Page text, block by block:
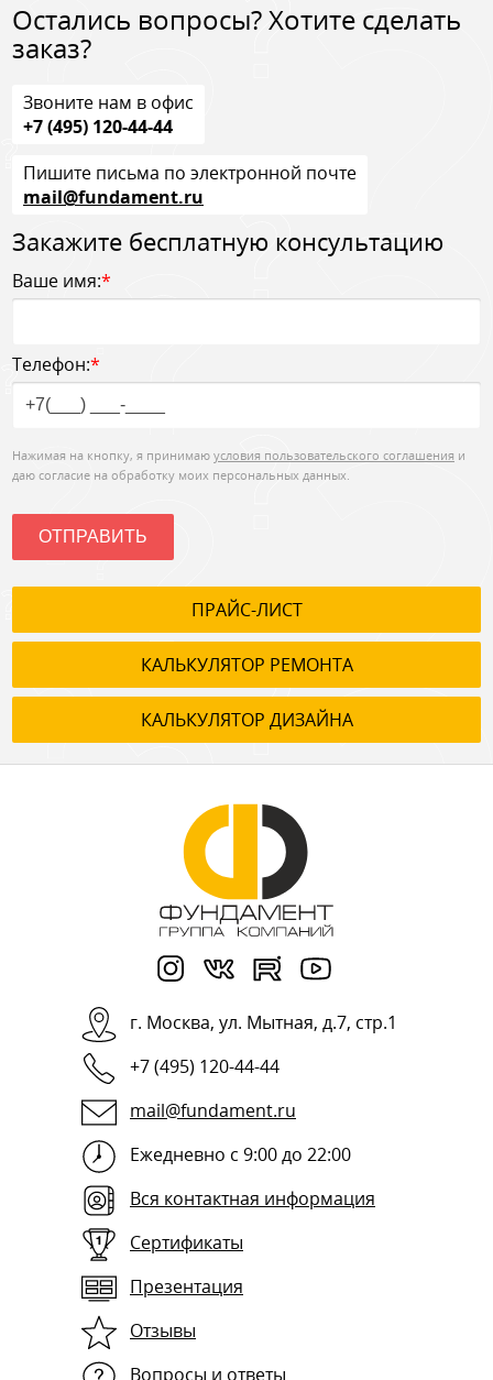
Остались вопросы? Хотите сделать
заказ?
Звоните нам в офис
+7 (495) 120-44-44
Пишите письма по электронной почте
mail@fundament.ru
Закажите бесплатную консультацию
Ваше имя:*
Телефон:*
Нажимая на кнопку, я принимаю условия пользовательского соглашения и
даю согласие на обработку моих персональных данных.
ОТПРАВИТЬ
ПРАЙС-ЛИСТ
КАЛЬКУЛЯТОР РЕМОНТА
КАЛЬКУЛЯТОР ДИЗАЙНА
г. Москва, ул. Мытная, д.7, стр.1
+7 (495) 120-44-44
mail@fundament.ru
Ежедневно с 9:00 до 22:00
Вся контактная информация
Сертификаты
Презентация
Отзывы
Вопросы и ответы